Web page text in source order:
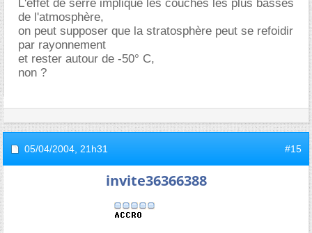
L'effet de serre implique les couches les plus basses
de l'atmosphère,
on peut supposer que la stratosphère peut se refoidir
par rayonnement
et rester autour de -50° C,
non ?
05/04/2004, 21h31 #15
invite36366388